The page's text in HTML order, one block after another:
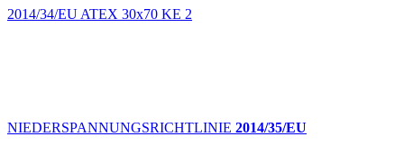
2014/34/EU ATEX 30x70 KE 2
NIEDERSPANNUNGSRICHTLINIE 2014/35/EU